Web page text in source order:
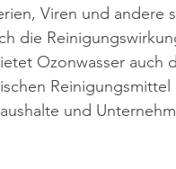
Viren und andere
die
Ozonwasser auch
und